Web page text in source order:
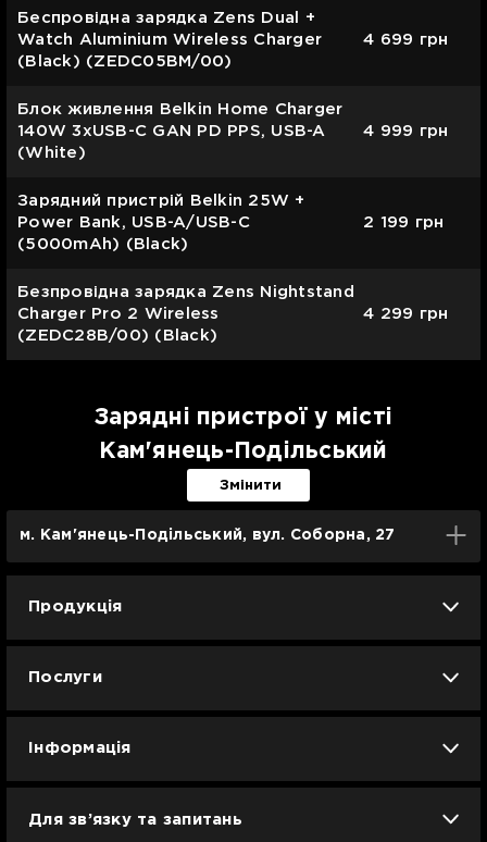
Беспровідна зарядка Zens Dual +
Watch Aluminium Wireless Charger
(Black) (ZEDC05BM/00)
4 699 грн
Блок живлення Belkin Home Charger
140W 3хUSB-С GAN PD PPS, USB-A
(White)
4 999 грн
Зарядний пристрій Belkin 25W +
Power Bank, USB-A/USB-C
(5000mAh) (Black)
2 199 грн
Безпровідна зарядка Zens Nightstand
Charger Pro 2 Wireless
(ZEDC28B/00) (Black)
4 299 грн
Зарядні пристрої у місті
Кам'янець-Подільський
Змінити
м. Кам'янець-Подільський, вул. Соборна, 27
Продукція
Apple б/у
Смартфони Смарт-годинники
Послуги
Інформація
Для зв’язку та запитань